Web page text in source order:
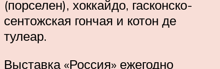
(порселен), хоккайдо, гасконско-
сентожская гончая и котон де
тулеар.
Выставка «Россия» ежегодно